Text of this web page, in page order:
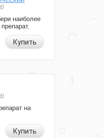
наиболее
Купить
на
Купить